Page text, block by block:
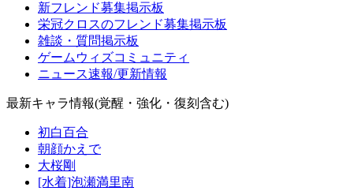
新フレンド募集掲示板
栄冠クロスのフレンド募集掲示板
雑談・質問掲示板
ゲームウィズコミュニティ
ニュース速報/更新情報
最新キャラ情報(覚醒・強化・復刻含む)
初白百合
朝顔かえで
大桜剛
[水着]泡瀬満里南